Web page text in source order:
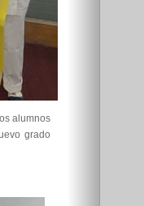
alumnos
grado